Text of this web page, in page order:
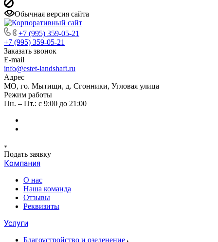
Обычная версия сайта
+7 (995) 359-05-21
+7 (995) 359-05-21
Заказать звонок
E-mail
info@estet-landshaft.ru
Адрес
МО, го. Мытищи, д. Сгонники, Угловая улица
Режим работы
Пн. – Пт.: с 9:00 до 21:00
Подать заявку
Компания
О нас
Наша команда
Отзывы
Реквизиты
Услуги
Благоустройство и озеленение